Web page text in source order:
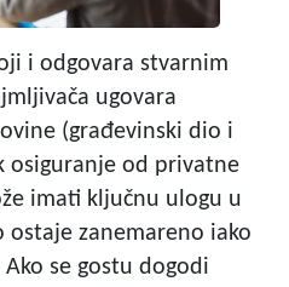
i odgovara stvarnim
ugovara
(građevinski dio i
osiguranje od privatne
imati ključnu ulogu u
ostaje zanemareno iako
se gostu dogodi